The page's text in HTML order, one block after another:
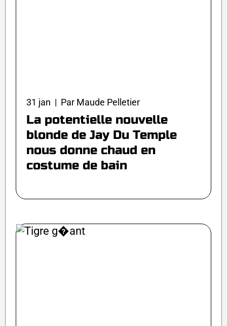
31 jan | Par Maude Pelletier
La potentielle nouvelle
blonde de Jay Du Temple
nous donne chaud en
costume de bain